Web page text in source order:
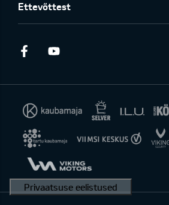
Ettevõttest
Facebook